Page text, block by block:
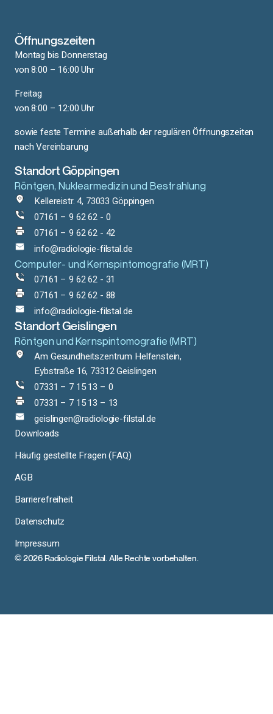
Öffnungszeiten
Montag bis Donnerstag
von 8:00 – 16:00 Uhr
Freitag
von 8:00 – 12:00 Uhr
sowie feste Termine außerhalb der regulären Öffnungszeiten
nach Vereinbarung
Standort Göppingen
Röntgen, Nuklearmedizin und Bestrahlung
Kellereistr. 4, 73033 Göppingen
07161 – 9 62 62 - 0
07161 – 9 62 62 - 42
info@radiologie-filstal.de
Computer- und Kernspintomografie (MRT)
07161 – 9 62 62 - 31
07161 – 9 62 62 - 88
info@radiologie-filstal.de
Standort Geislingen
Röntgen und Kernspintomografie (MRT)
Am Gesundheitszentrum Helfenstein,
Eybstraße 16, 73312 Geislingen
07331 – 7 15 13 – 0
07331 – 7 15 13 – 13
geislingen@radiologie-filstal.de
© 2026 Radiologie Filstal. Alle Rechte vorbehalten.
Downloads
Häufig gestellte Fragen (FAQ)
AGB
Barrierefreiheit
Datenschutz
Impressum